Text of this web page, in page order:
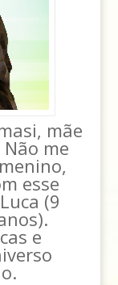
mãe
me
esse
(9
e